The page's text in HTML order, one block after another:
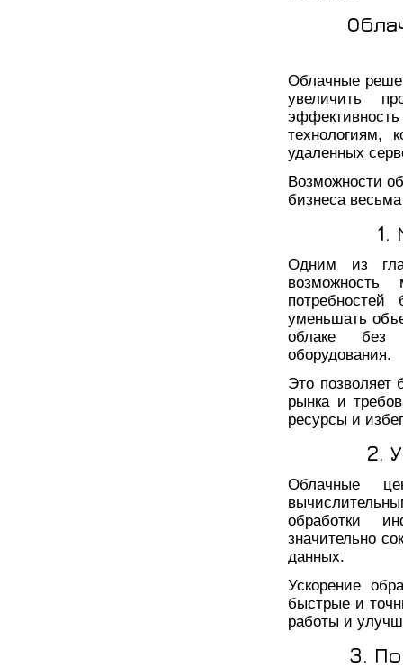
Облачные
увеличить
технологиям,
удаленных
Возможности
бизнеса
1.
Одним из
уменьшать
облаке без
оборудования.
Это позволяет
рынка и
ресурсы и
2.
Облачные
обработки
значительно
данных.
Ускорение
быстрые и
работы и
3.